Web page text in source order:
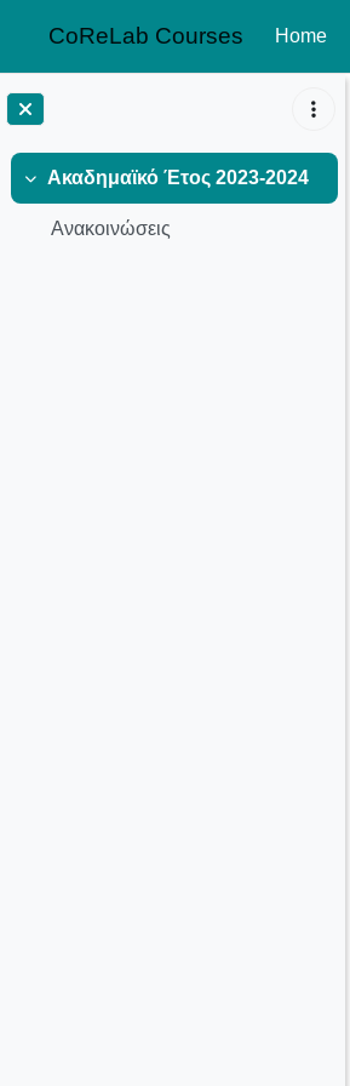
CoReLab Courses Home
Collapse
Ακαδημαϊκό Έτος 2023-2024
Ανακοινώσεις